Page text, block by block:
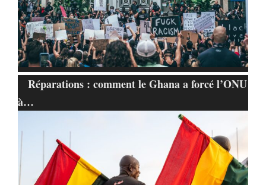
Réparations : comment le Ghana a forcé l’ONU
à…